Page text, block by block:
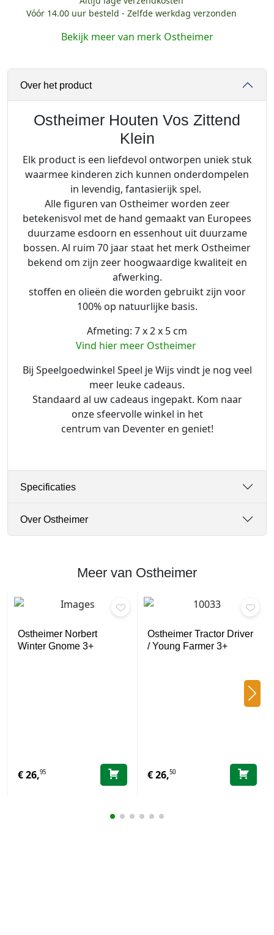
Vóór 14.00 uur besteld - Zelfde werkdag verzonden
Bekijk meer van merk Ostheimer
Over het product
Ostheimer Houten Vos Zittend
Klein
Elk product is een liefdevol ontworpen uniek stuk
waarmee kinderen zich kunnen onderdompelen
in levendig, fantasierijk spel.
Alle figuren van Ostheimer worden zeer
betekenisvol met de hand gemaakt van Europees
duurzame esdoorn en essenhout uit duurzame
bossen. Al ruim 70 jaar staat het merk Ostheimer
bekend om zijn zeer hoogwaardige kwaliteit en
afwerking.
stoffen en olieën die worden gebruikt zijn voor
100% op natuurlijke basis.
Afmeting: 7 x 2 x 5 cm
Vind hier meer Ostheimer
Bij Speelgoedwinkel Speel je Wijs vindt je nog veel
meer leuke cadeaus.
Standaard al uw cadeaus ingepakt. Kom naar
onze sfeervolle winkel in het
centrum van Deventer en geniet!
Specificaties
Over Ostheimer
Meer van Ostheimer
Ostheimer Norbert
Winter Gnome 3+
€26,95
Ostheimer Tractor Driver
/ Young Farmer 3+
€26,50